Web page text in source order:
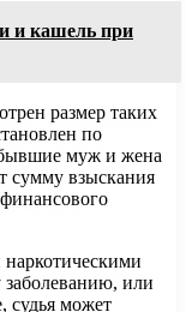
и кашель при
размер таких
по
муж и жена
сумму взыскания
наркотическими
заболеванию, или
судья может